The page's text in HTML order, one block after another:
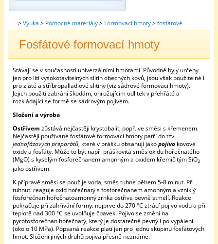
>Výuka > Pomocné materiály> Formovací hmoty>fosfátové
Fosfátové formovací hmoty
Stávají se v současnosti univerzálními hmotami. Původně byly určeny
jen pro lití vysokotavitelných slitin obecných kovů, jsou však použitelné i
pro zlaté a stříbropalladiové slitiny (viz sádrové formovací hmoty).
Jejich použití zabrání škodám, ohrožujícím odlitek v přehřáté a
rozkládající se formě se sádrovým pojivem.
Složení a výroba
Ostřivem zůstává nejčastěji krystobalit, popř. ve směsi s křemenem.
Nejčastěji používané fosfátové formovací hmoty patří do tzv.
jednofázových preparátů, které v prášku obsahují jakopojivo kovové
oxidy a fosfáty. Může to být např. práškovitá směs oxidu hořečnatého
(MgO) s kyselým fosforečnanem amonným a oxidem křemičitým SiO2
jako ostřivem.
K přípravě směsi se použije voda, směs tuhne během 5-8 minut. Při
tuhnutí reaguje oxid hořečnatý s fosforečnanem amonným a vzniklý
fosforečnan hořečnatoamonný zrnka ostřiva pevně stmelí. Reakce
pokračuje při zahřívání formy: nejprve do 270 °C ztrácí pojivo vodu a při
teplotě nad 300 °C se uvolňuje čpavek. Pojivo se změní na
pyrofosforečnan hořečnatý, který je dostatečně pevný i po vypálení
(okolo 10 MPa). Popsaná reakce platí jen pro jednu skupinu fosfátových
hmot. Složení jiných druhů pojiva přesně neznáme.